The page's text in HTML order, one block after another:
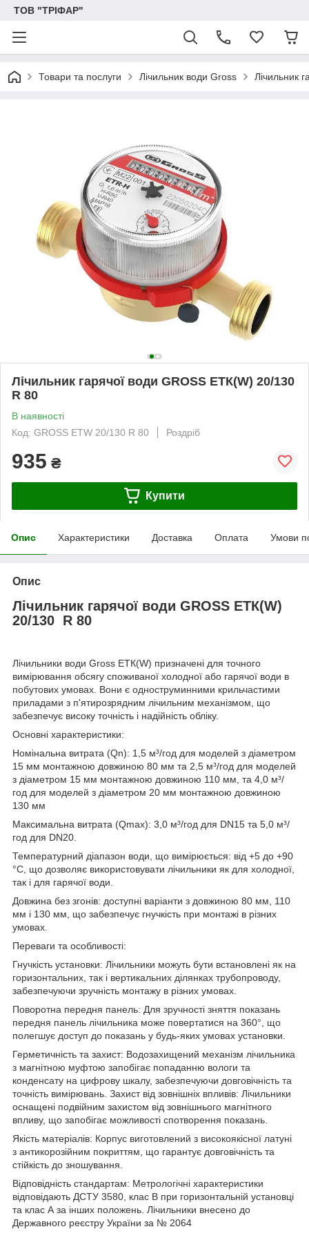
ТОВ "ТРІФАР"
Товари та послуги Лічильник води Gross Лічильник
Лічильник гарячої води GROSS ETК(W) 20/130
R 80
В наявності
Код: GROSS ETW 20/130 R 80
Роздріб
935 ₴
Купити
Опис Характеристики Доставка Оплата Умови
Опис
Лічильник гарячої води GROSS ETК(W)
20/130 R 80
Лічильники води Gross ETК(W) призначені для точного
вимірювання обсягу споживаної холодної або гарячої води в
побутових умовах. Вони є одноструминними крильчастими
приладами з п'ятирозрядним лічильним механізмом, що
забезпечує високу точність і надійність обліку.
Основні характеристики:
Номінальна витрата (Qn): 1,5 м³/год для моделей з діаметром
15 мм монтажною довжиною 80 мм та 2,5 м³/год для моделей
з діаметром 15 мм монтажною довжиною 110 мм, та 4,0 м³/
год для моделей з діаметром 20 мм монтажною довжиною
130 мм
Максимальна витрата (Qmax): 3,0 м³/год для DN15 та 5,0 м³/
год для DN20.
Температурний діапазон води, що вимірюється: від +5 до +90
°C, що дозволяє використовувати лічильники як для холодної,
так і для гарячої води.
Довжина без згонів: доступні варіанти з довжиною 80 мм, 110
мм і 130 мм, що забезпечує гнучкість при монтажі в різних
умовах.
Переваги та особливості:
Гнучкість установки: Лічильники можуть бути встановлені як на
горизонтальних, так і вертикальних ділянках трубопроводу,
забезпечуючи зручність монтажу в різних умовах.
Поворотна передня панель: Для зручності зняття показань
передня панель лічильника може повертатися на 360°, що
полегшує доступ до показань у будь-яких умовах установки.
Герметичність та захист: Водозахищений механізм лічильника
з магнітною муфтою запобігає попаданню вологи та
конденсату на цифрову шкалу, забезпечуючи довговічність та
точність вимірювань. Захист від зовнішніх впливів: Лічильники
оснащені подвійним захистом від зовнішнього магнітного
впливу, що запобігає можливості спотворення показань.
Якість матеріалів: Корпус виготовлений з високоякісної латуні
з антикорозійним покриттям, що гарантує довговічність та
стійкість до зношування.
Відповідність стандартам: Метрологічні характеристики
відповідають ДСТУ 3580, клас В при горизонтальній установці
та клас А за інших положень. Лічильники внесено до
Державного реєстру України за № 2064